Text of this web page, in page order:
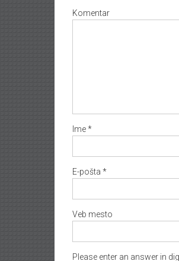
Komentar
Ime*
E-pošta *
Veb mesto
Please enter an answer in